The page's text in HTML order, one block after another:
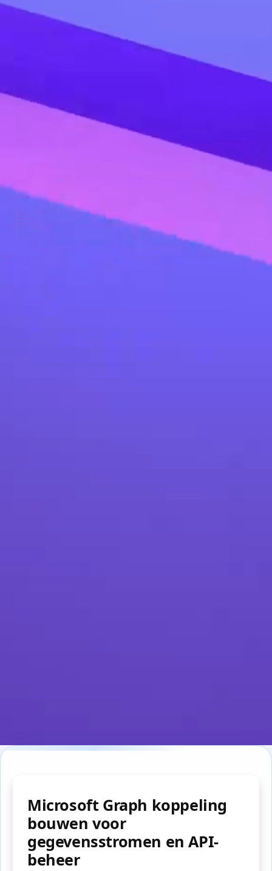
Microsoft Graph koppeling
bouwen voor
gegevensstromen en API-
beheer